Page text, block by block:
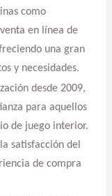
como
en línea de
una gran
y necesidades.
desde 2009,
para aquellos
de juego interior.
satisfacción del
de compra